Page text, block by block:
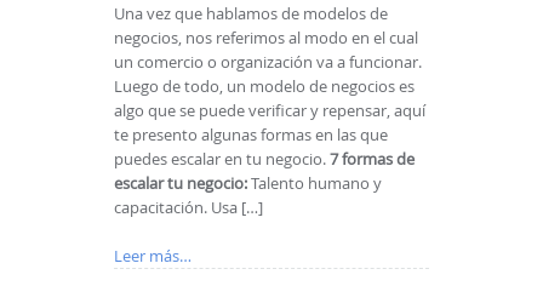
Una vez que hablamos de modelos de
negocios, nos referimos al modo en el cual
un comercio o organización va a funcionar.
Luego de todo, un modelo de negocios es
algo que se puede verificar y repensar, aquí
te presento algunas formas en las que
puedes escalar en tu negocio.7 formas de
escalar tu negocio:Talento humano y
capacitación. Usa […]
Leer más…